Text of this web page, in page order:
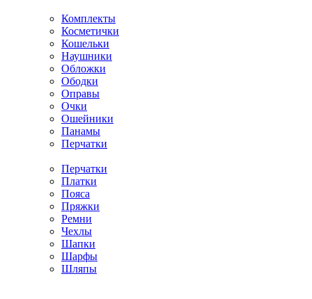
Комплекты
Косметички
Кошельки
Наушники
Обложки
Ободки
Оправы
Очки
Ошейники
Панамы
Перчатки
Перчатки
Платки
Пояса
Пряжки
Ремни
Чехлы
Шапки
Шарфы
Шляпы